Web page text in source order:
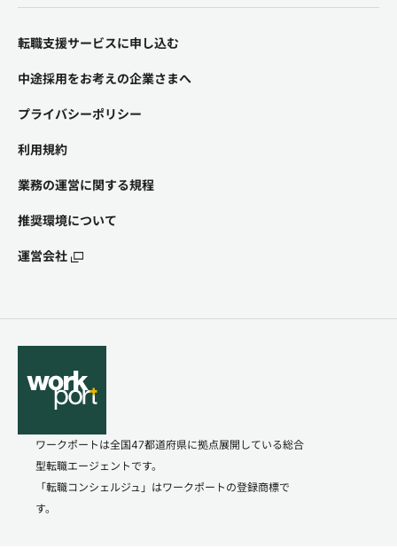
転職支援サービスに申し込む
中途採用をお考えの企業さまへ
プライバシーポリシー
利用規約
業務の運営に関する規程
推奨環境について
運営会社
ワークポートは全国47都道府県に拠点展開している総合
型転職エージェントです。
「転職コンシェルジュ」はワークポートの登録商標で
す。